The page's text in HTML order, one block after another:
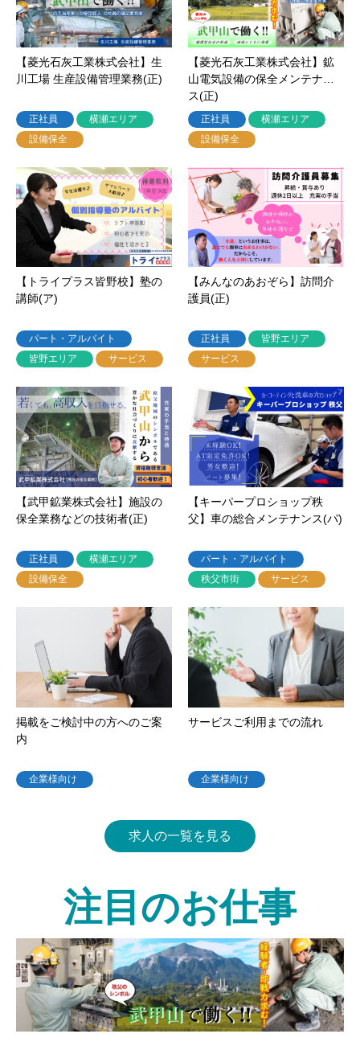
【菱光石灰工業株式会社】生
川工場 生産設備管理業務(正)
正社員
横瀬エリア
設備保全
【菱光石灰工業株式会社】鉱
山電気設備の保全メンテナン
ス(正)
正社員
横瀬エリア
設備保全
【トライプラス皆野校】塾の
講師(ア)
パート・アルバイト
皆野エリア
サービス
【みんなのあおぞら】訪問介
護員(正)
正社員
皆野エリア
サービス
【武甲鉱業株式会社】施設の
保全業務などの技術者(正)
正社員
横瀬エリア
設備保全
【キーパープロショップ秩
父】車の総合メンテナンス(パ)
パート・アルバイト
秩父市街
サービス
掲載をご検討中の方へのご案
内
企業様向け
サービスご利用までの流れ
企業様向け
求人の一覧を見る
注目のお仕事